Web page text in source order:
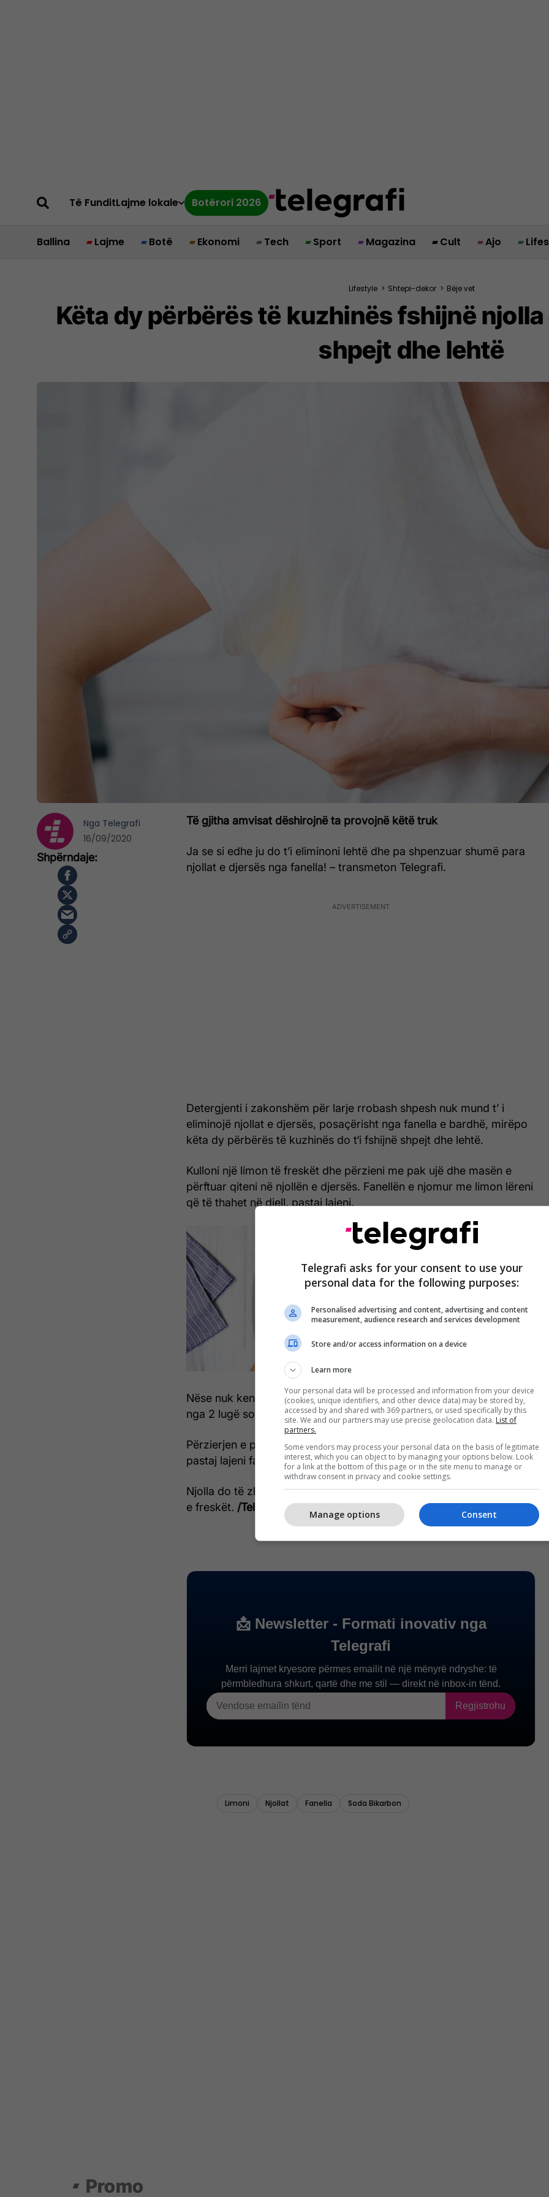
Të FunditLajme lokale Botërori 2026
Ballina Lajme Botë Ekonomi Tech Sport Magazina Cult Ajo
Lifestyle > Shtepi-dekor > Bëje vet
Këta dy përbërës të kuzhinës fshijnë
shpejt dhe lehtë
Të gjitha amvisat dëshirojnë ta provojnë këtë truk
Ja se si edhe ju do t’i eliminoni lehtë dhe pa shpenzuar shumë para
njollat e djersës nga fanella! – transmeton Telegrafi.
Detergjenti i zakonshëm për larje rrobash shpesh nuk mund t’ i
eliminojë njollat e djersës, posaçërisht nga fanella e bardhë, mirëpo
këta dy përbërës të kuzhinës do t‘i fshijnë shpejt dhe lehtë.
Kulloni një limon të freskët dhe përzieni me pak ujë dhe masën e
përftuar qiteni në njollën e djersës. Fanellën e njomur me limon lëreni
që të thahet në diell, pastaj lajeni.
Nëse nuk keni arritur t’i eliminoni njollat me limon, bëni përzierjen
nga 2 lugë sodë buke dhe gjysmë filxhani të vogël ujë.
Përzierjen e përftuar qiteni në njollë dhe lëreni të qëndrojë 1 orë,
pastaj lajeni fanellën.
Njolla do të zhduket, ndërkaq gardëroba juaj do të jetë e pastër dhe
e freskët. /Telegrafi/
Nga Telegrafi
16/09/2020
Telegrafi asks for your consent to use your
personal data for the following purposes:
Personalised advertising and content, advertising and content
measurement, audience research and services development
Store and/or access information on a device
Learn more
Your personal data will be processed and information from your device
(cookies, unique identifiers, and other device data) may be stored by,
accessed by and shared with 369 partners, or used specifically by this
site. We and our partners may use precise geolocation data. List of
partners.
Some vendors may process your personal data on the basis of legitimate
interest, which you can object to by managing your options below. Look
for a link at the bottom of this page or in the site menu to manage or
withdraw consent in privacy and cookie settings.
Consent
Manage options